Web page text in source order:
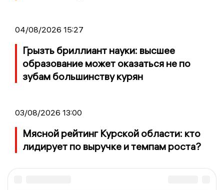
04/08/2026 15:27
Грызть бриллиант науки: высшее
образование может оказаться не по
зубам большинству курян
03/08/2026 13:00
Мясной рейтинг Курской области: кто
лидирует по выручке и темпам роста?